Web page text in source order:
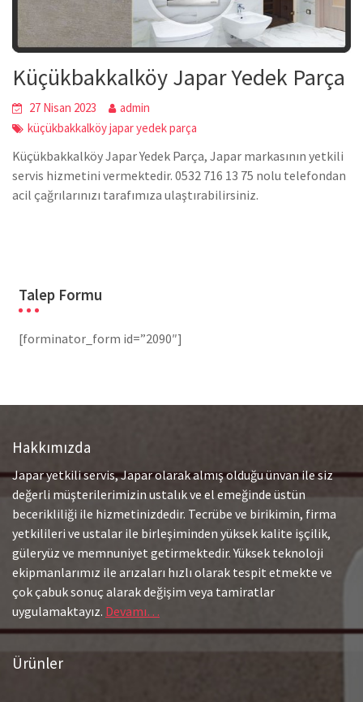
Küçükbakkalköy Japar Yedek Parça
27 Nisan 2023
admin
küçükbakkalköy japar yedek parça
Küçükbakkalköy Japar Yedek Parça, Japar markasının yetkili
servis hizmetini vermektedir. 0532 716 13 75 nolu telefondan
acil çağrılarınızı tarafımıza ulaştırabilirsiniz.
Talep Formu
[forminator_form id=”2090″]
Hakkımızda
Japar yetkili servis, Japar olarak almış olduğu ünvan ile siz
değerli müşterilerimizin ustalık ve el emeğinde üstün
becerikliliği ile hizmetinizdedir. Tecrübe ve birikimin, firma
yetkilileri ve ustalar ile birleşiminden yüksek kalite işçilik,
güleryüz ve memnuniyet getirmektedir. Yüksek teknoloji
ekipmanlarımız ile arızaları hızlı olarak tespit etmekte ve
çok çabuk sonuç alarak değişim veya tamiratlar
uygulamaktayız. Devamı…
Ürünler